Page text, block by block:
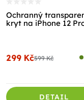
Ochranný
kryt na iPhone 12
599 Kč
299 Kč
DETAIL